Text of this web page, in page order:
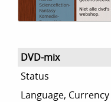
DVD-mix
Status
Language, Currency